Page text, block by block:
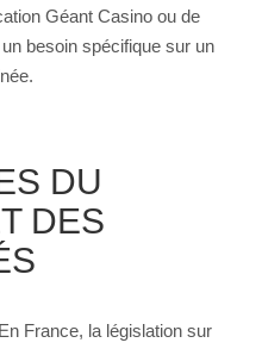
Géant Casino ou de
besoin spécifique sur un
DU
DES
France, la législation sur